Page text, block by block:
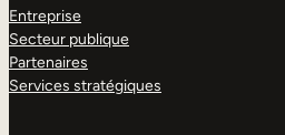
Entreprise
Secteur publique
Partenaires
Services stratégiques